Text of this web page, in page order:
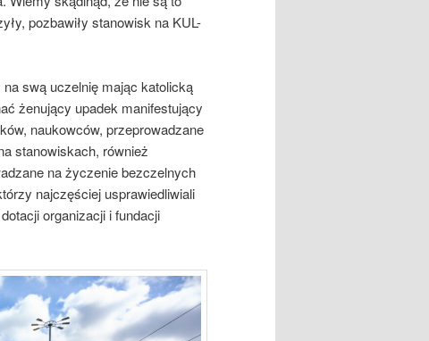
pozbawiły stanowisk na KUL-
swą uczelnię mając katolicką
żenujący upadek manifestujący
naukowców, przeprowadzane
stanowiskach, również
na życzenie bezczelnych
najczęściej usprawiedliwiali
organizacji i fundacji